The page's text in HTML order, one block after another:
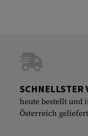
SCHNELLSTER
heute bestellt und
Österreich geliefert